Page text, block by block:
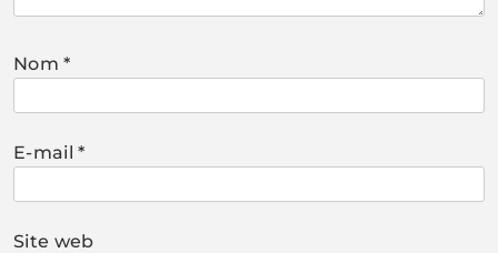
Nom*
E-mail*
Site web